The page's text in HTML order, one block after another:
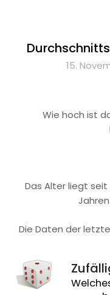
15.
Wie hoch ist
Das Alter liegt seit
Jahren
Die Daten der